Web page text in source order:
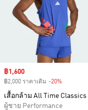
Sale price
฿1,600
฿2,000 ราคาเดิม -20%
เสื้อกล้าม All Time Classics
ผู้ชาย Performance